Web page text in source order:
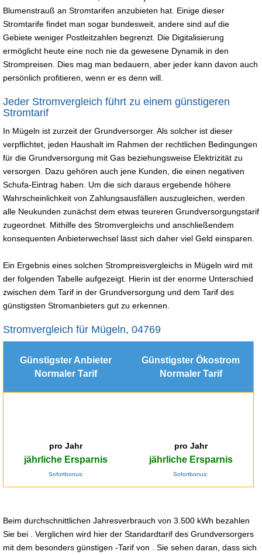
Blumenstrauß an Stromtarifen anzubieten hat. Einige dieser
Stromtarife findet man sogar bundesweit, andere sind auf die
Gebiete weniger Postleitzahlen begrenzt. Die Digitalisierung
ermöglicht heute eine noch nie da gewesene Dynamik in den
Strompreisen. Dies mag man bedauern, aber jeder kann davon auch
persönlich profitieren, wenn er es denn will.
Jeder Stromvergleich führt zu einem günstigeren
Stromtarif
In Mügeln ist zurzeit der Grundversorger. Als solcher ist dieser
verpflichtet, jeden Haushalt im Rahmen der rechtlichen Bedingungen
für die Grundversorgung mit Gas beziehungsweise Elektrizität zu
versorgen. Dazu gehören auch jene Kunden, die einen negativen
Schufa-Eintrag haben. Um die sich daraus ergebende höhere
Wahrscheinlichkeit von Zahlungsausfällen auszugleichen, werden
alle Neukunden zunächst dem etwas teureren Grundversorgungstarif
zugeordnet. Mithilfe des Stromvergleichs und anschließendem
konsequenten Anbieterwechsel lässt sich daher viel Geld einsparen.
Ein Ergebnis eines solchen Strompreisvergleichs in Mügeln wird mit
der folgenden Tabelle aufgezeigt. Hierin ist der enorme Unterschied
zwischen dem Tarif in der Grundversorgung und dem Tarif des
günstigsten Stromanbieters gut zu erkennen.
Stromvergleich für Mügeln, 04769
Günstigster Anbieter
Normaler Tarif
Günstigster Ökostrom
Normaler Tarif
pro Jahr
jährliche Ersparnis
Sofortbonus:
pro Jahr
jährliche Ersparnis
Sofortbonus:
Beim durchschnittlichen Jahresverbrauch von 3.500 kWh bezahlen
Sie bei . Verglichen wird hier der Standardtarif des Grundversorgers
mit dem besonders günstigen -Tarif von . Sie sehen daran, dass sich